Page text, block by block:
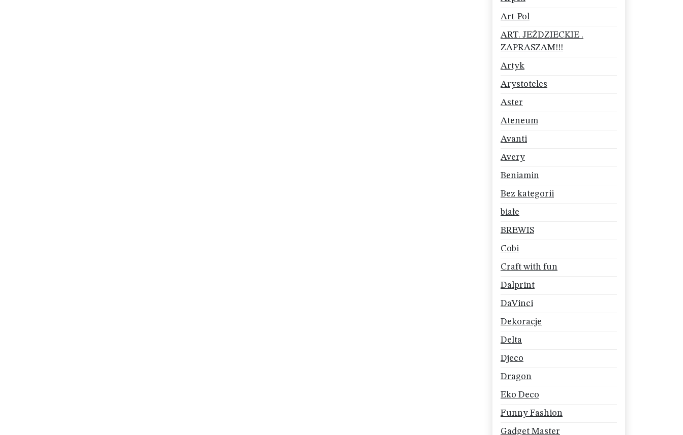
Art-Pol
ART. JEŹDZIECKIE .
ZAPRASZAM!!!
Artyk
Arystoteles
Aster
Ateneum
Avanti
Avery
Beniamin
Bez kategorii
białe
BREWIS
Cobi
Craft with fun
Dalprint
DaVinci
Dekoracje
Delta
Djeco
Dragon
Eko Deco
Funny Fashion
Gadget Master